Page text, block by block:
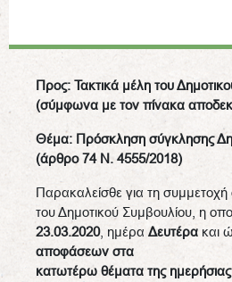
Προς: Τακτικά μέλη του
(σύμφωνα με τον πίνακα
Θέμα: Πρόσκληση σύγκλησης
(άρθρο 74 Ν. 4555/2018)
Παρακαλείσθε για τη
του Δημοτικού Συμβουλίου, η
23.03.2020, ημέρα Δευτέρα και
αποφάσεων στα
κατωτέρω θέματα της ημερήσιας